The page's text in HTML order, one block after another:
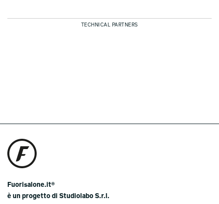
TECHNICAL PARTNERS
Fuorisalone.it®
è un progetto di Studiolabo S.r.l.